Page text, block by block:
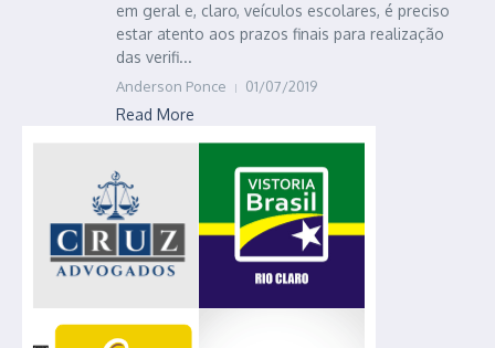
em geral e, claro, veículos escolares, é preciso
estar atento aos prazos finais para realização
das verifi...
Anderson Ponce 01/07/2019
Read More